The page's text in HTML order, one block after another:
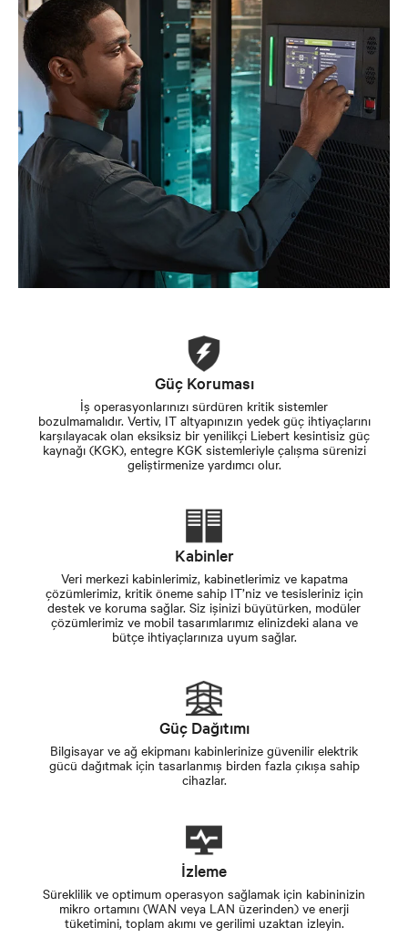
Güç Koruması
İş operasyonlarınızı sürdüren kritik sistemler
bozulmamalıdır. Vertiv, IT altyapınızın yedek güç ihtiyaçlarını
karşılayacak olan eksiksiz bir yenilikçi Liebert kesintisiz güç
kaynağı (KGK), entegre KGK sistemleriyle çalışma sürenizi
geliştirmenize yardımcı olur.
Kabinler
Veri merkezi kabinlerimiz, kabinetlerimiz ve kapatma
çözümlerimiz, kritik öneme sahip IT’niz ve tesisleriniz için
destek ve koruma sağlar. Siz işinizi büyütürken, modüler
çözümlerimiz ve mobil tasarımlarımız elinizdeki alana ve
bütçe ihtiyaçlarınıza uyum sağlar.
Güç Dağıtımı
Bilgisayar ve ağ ekipmanı kabinlerinize güvenilir elektrik
gücü dağıtmak için tasarlanmış birden fazla çıkışa sahip
cihazlar.
İzleme
Süreklilik ve optimum operasyon sağlamak için kabininizin
mikro ortamını (WAN veya LAN üzerinden) ve enerji
tüketimini, toplam akımı ve gerilimi uzaktan izleyin.